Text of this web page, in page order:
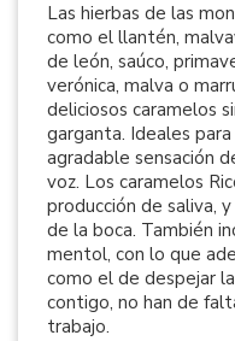
Las hierbas de las
como el llantén,
de león, saúco,
verónica, malva o
deliciosos caramelos
garganta. Ideales
agradable sensación
voz. Los caramelos
producción de saliva,
de la boca. También
mentol, con lo que
como el de despejar
contigo, no han de
trabajo.